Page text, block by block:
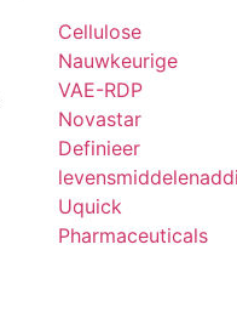
Cellulose
Nauwkeurige
VAE-RDP
Novastar
Definieer
Uquick
Pharmaceuticals